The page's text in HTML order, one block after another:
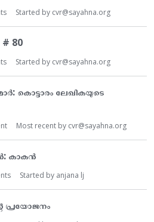
Started by cvr@sayahna.org
80
Started by cvr@sayahna.org
കൊട്ടാരം ലേഖികയുടെ
Most recent by cvr@sayahna.org
കാകൻ
Started by anjana lj
പ്രയോജനം